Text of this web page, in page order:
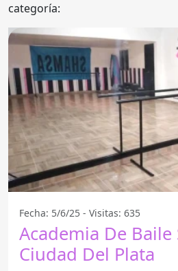
categoría:
Fecha: 5/6/25 - Visitas: 635
Academia De Baile
Ciudad Del Plata